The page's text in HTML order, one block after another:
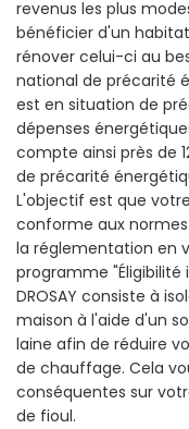
revenus les plus
bénéficier d'un
rénover celui-ci au
national de précarité
est en situation de
dépenses
compte ainsi près de
de précarité
L'objectif est que
conforme aux
la réglementation en
programme "Éligibilité
DROSAY consiste à
maison à l'aide d'un
laine afin de réduire
de chauffage. Cela
conséquentes sur
de fioul.